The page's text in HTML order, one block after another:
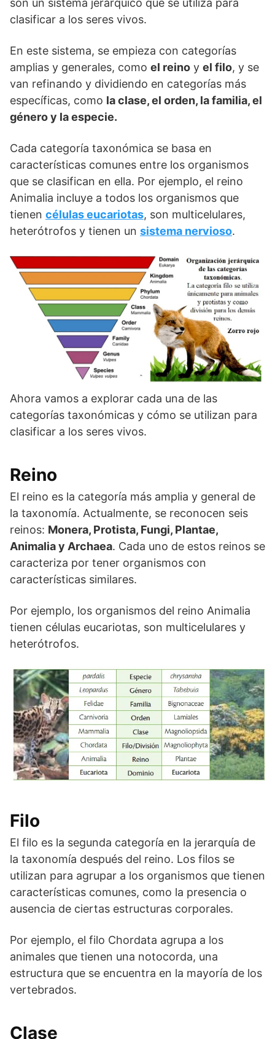
son un sistema jerárquico que se utiliza para
clasificar a los seres vivos.
En este sistema, se empieza con categorías
amplias y generales, como el reino y el filo, y se
van refinando y dividiendo en categorías más
específicas, como la clase, el orden, la familia, el
género y la especie.
Cada categoría taxonómica se basa en
características comunes entre los organismos
que se clasifican en ella. Por ejemplo, el reino
Animalia incluye a todos los organismos que
tienen células eucariotas, son multicelulares,
heterótrofos y tienen un sistema nervioso.
Ahora vamos a explorar cada una de las
categorías taxonómicas y cómo se utilizan para
clasificar a los seres vivos.
Reino
El reino es la categoría más amplia y general de
la taxonomía. Actualmente, se reconocen seis
reinos: Monera, Protista, Fungi, Plantae,
Animalia y Archaea. Cada uno de estos reinos se
caracteriza por tener organismos con
características similares.
Por ejemplo, los organismos del reino Animalia
tienen células eucariotas, son multicelulares y
heterótrofos.
Filo
El filo es la segunda categoría en la jerarquía de
la taxonomía después del reino. Los filos se
utilizan para agrupar a los organismos que tienen
características comunes, como la presencia o
ausencia de ciertas estructuras corporales.
Por ejemplo, el filo Chordata agrupa a los
animales que tienen una notocorda, una
estructura que se encuentra en la mayoría de los
vertebrados.
Clase